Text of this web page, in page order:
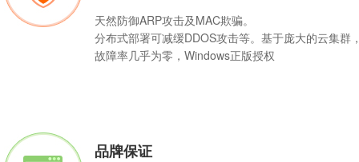
天然防御ARP攻击及MAC欺骗。
分布式部署可减缓DDOS攻击等。基于庞大的云集群
故障率几乎为零，Windows正版授权
品牌保证